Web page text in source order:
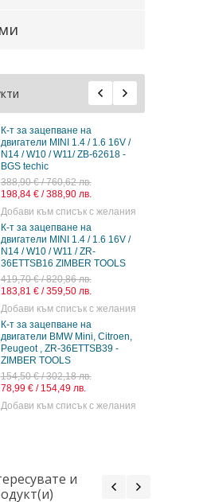
К-т за зацепване на
двигатели MINI 1.4 / 1.6 16V /
N14 / W10 / W11/ ZB-62618 -
BGS techic
388,90 € / 760,62 лв.
198,84 € / 388,90 лв.
Добави към списък с желания
К-т за зацепване на
двигатели MINI 1.4 / 1.6 16V /
N14 / W10 / W11 / ZR-
36ETTSB16 ZIMBER TOOLS
419,70 € / 820,86 лв.
183,81 € / 359,50 лв.
Добави към списък с желания
К-т за зацепване на
двигатели BMW Mini, Citroen,
Peugeot , ZR-36ETTSB39 -
ZIMBER TOOLS
154,50 € / 302,18 лв.
78,99 € / 154,49 лв.
Добави към списък с желания
и